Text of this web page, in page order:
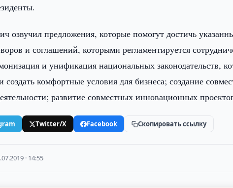
озвучил предложения, которые помогут достичь
и соглашений, которыми регламентируется
и унификация национальных законодательств,
комфортные условия для бизнеса; создание
развитие совместных инновационных
Twitter/X Facebook Скопировать ссылку
· 14:55